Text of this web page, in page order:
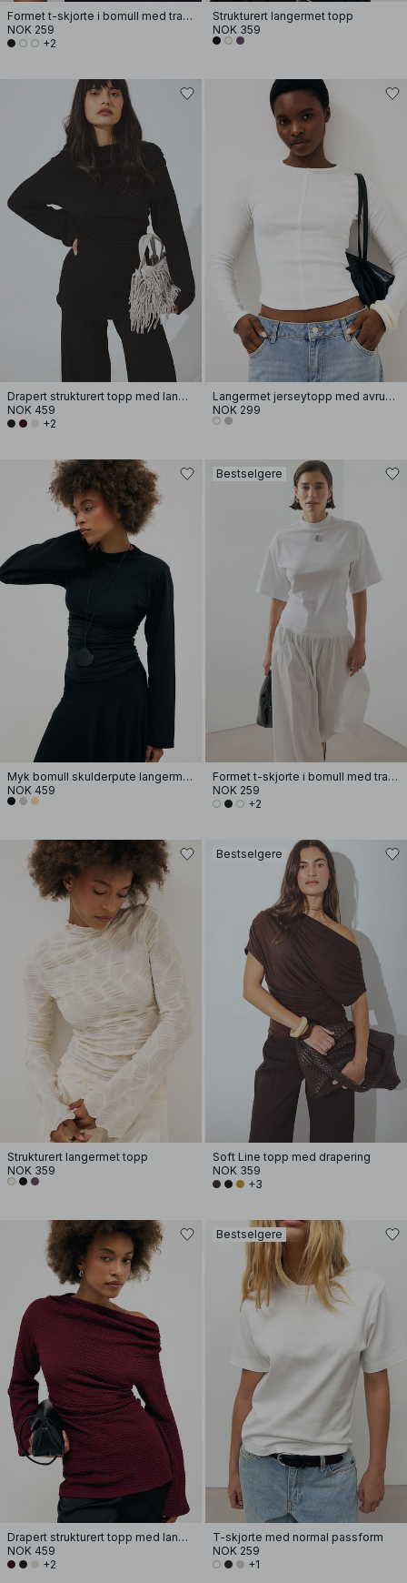
Formet t-skjorte i bomull med traktformet hals
NOK 259
+2
Strukturert langermet topp
NOK 359
Drapert strukturert topp med lange ermer
NOK 459
+2
Langermet jerseytopp med avrundet kant
NOK 299
Myk bomull skulderpute langermet T-skjorte
NOK 459
Bestselgere
Formet t-skjorte i bomull med traktformet hals
NOK 259
+2
Strukturert langermet topp
NOK 359
Bestselgere
Soft Line topp med drapering
NOK 359
+3
Drapert strukturert topp med lange ermer
NOK 459
+2
Bestselgere
T-skjorte med normal passform
NOK 259
+1